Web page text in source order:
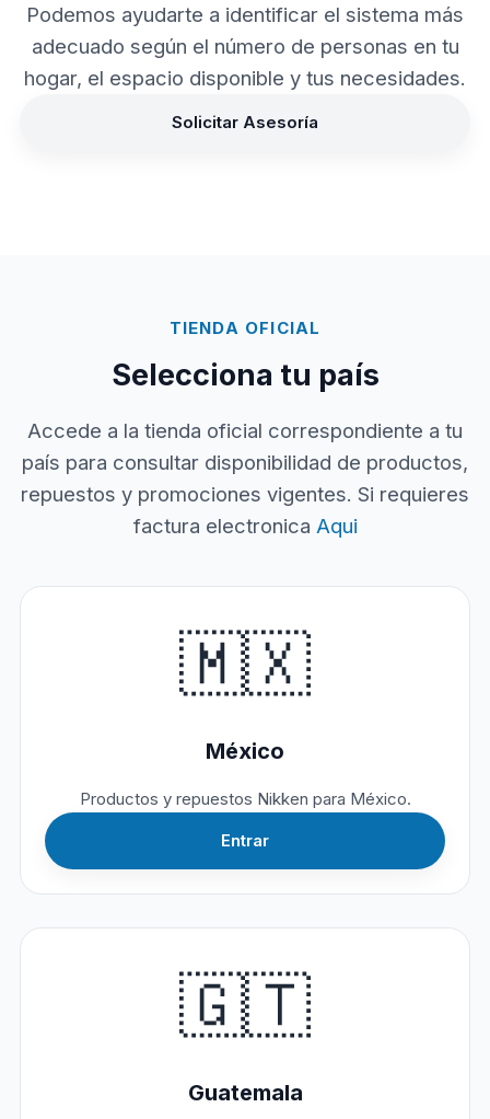
Podemos ayudarte a identificar el sistema más
adecuado según el número de personas en tu
hogar, el espacio disponible y tus necesidades.
Solicitar Asesoría
TIENDA OFICIAL
Selecciona tu país
Accede a la tienda oficial correspondiente a tu
país para consultar disponibilidad de productos,
repuestos y promociones vigentes. Si requieres
factura electronica Aqui
🇲🇽
México
Productos y repuestos Nikken para México.
Entrar
🇬🇹
Guatemala